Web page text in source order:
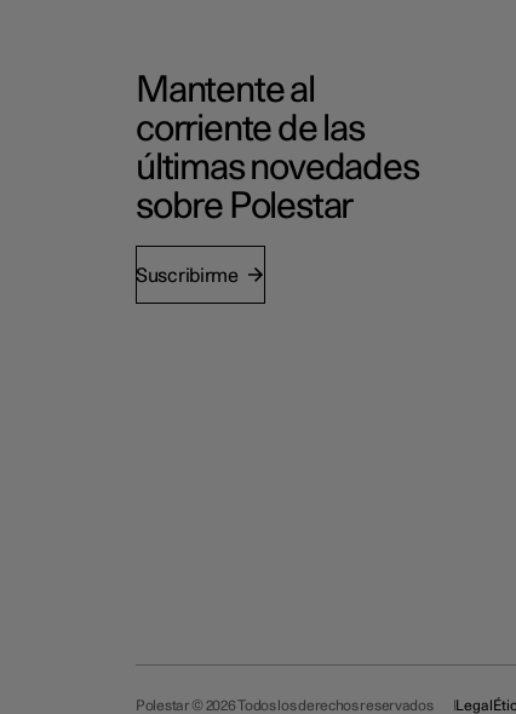
Mantente al
corriente de las
últimas novedades
sobre Polestar
Suscribirme
Polestar © 2026 Todos los derechos reservados Legal